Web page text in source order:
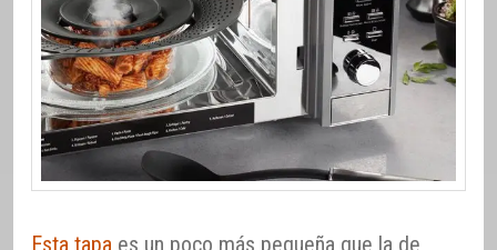
Esta tapa es un poco más pequeña que la de